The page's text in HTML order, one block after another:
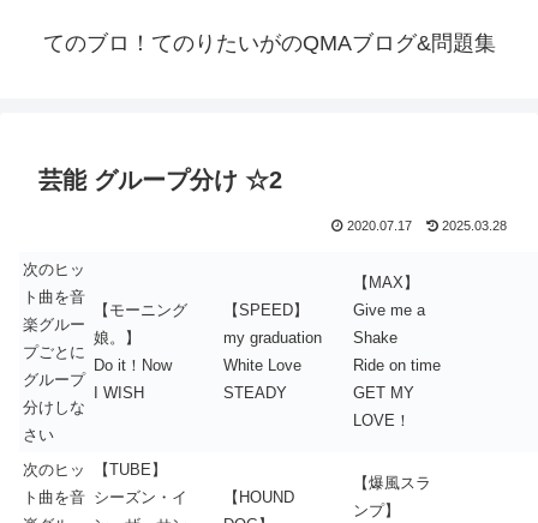
てのブロ！てのりたいがのQMAブログ&問題集
芸能 グループ分け ☆2
2020.07.17 2025.03.28
次のヒッ
ト曲を音
楽グルー
プごとに
グループ
分けしな
さい
【モーニング
娘。】
Do it！Now
I WISH
【SPEED】
my graduation
White Love
STEADY
【MAX】
Give me a
Shake
Ride on time
GET MY
LOVE！
次のヒッ
ト曲を音
【TUBE】
シーズン・イ
【HOUND
【爆風スラ
ンプ】